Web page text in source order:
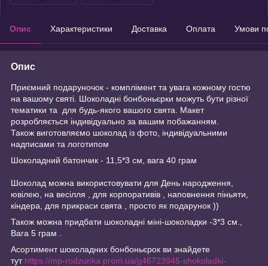
Опис Характеристики Доставка Оплата Умови
Опис
Приємний подаруночок - комплімент та увага кожному гостю
на вашому святі. Шоколадні бонбоньєрки можуть бути різної
тематики та для будь-якого вашого свята. Макет
розробляється індивідуально за вашим побажанням.
Також виготовляємо шоколад із фото, індивідуальними
надписами та логотипом
Шоколадний батончик - 11,5*3 см, вага 40 грам
Шоколад можна використовувати для День народження,
ювілею, на весілля , для корпоративів , наповнення піньяти,
кіндера, для прикраси свята , просто як подарунок ))
Також можна придбати шоколадні міні-шоколадки -3*3 см.,
Вага 5 грам .
Асортимент шоколадних бонбоньєрок ви знайдете
тут https://mp-rodzunka.prom.ua/g46723945-shokoladki-